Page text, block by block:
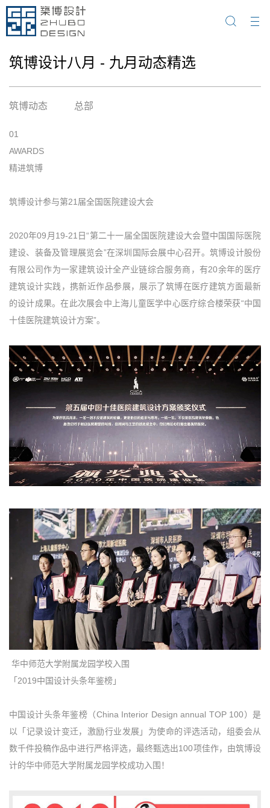
筑博设计八月 - 九月动态精选
筑博动态 总部
01
AWARDS
精进筑博
筑博设计参与第21届全国医院建设大会
2020年09月19-21日“第二十一届全国医院建设大会暨中国国际医院
建设、装备及管理展览会”在深圳国际会展中心召开。筑博设计股份
有限公司作为一家建筑设计全产业链综合服务商，有20余年的医疗
建筑设计实践，携新近作品参展，展示了筑博在医疗建筑方面最新
的设计成果。在此次展会中上海儿童医学中心医疗综合楼荣获“中国
十佳医院建筑设计方案”。
华中师范大学附属龙园学校入围
「2019中国设计头条年鉴榜」
中国设计头条年鉴榜（China Interior Design annual TOP 100）是
以「记录设计变迁，激励行业发展」为使命的评选活动，组委会从
数千件投稿作品中进行严格评选，最终甄选出100项佳作，由筑博设
计的华中师范大学附属龙园学校成功入围！